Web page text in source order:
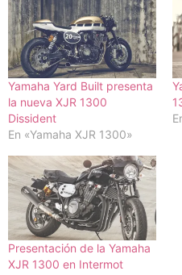
Yamaha Yard Built presenta
la nueva XJR 1300
Dissident
En «Yamaha XJR 1300»
Presentación de la Yamaha
XJR 1300 en Intermot